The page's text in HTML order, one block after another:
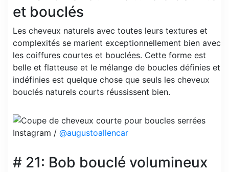
et bouclés
Les cheveux naturels avec toutes leurs textures et
complexités se marient exceptionnellement bien avec
les coiffures courtes et bouclées. Cette forme est
belle et flatteuse et le mélange de boucles définies et
indéfinies est quelque chose que seuls les cheveux
bouclés naturels courts réussissent bien.
Instagram / @augustoallencar
# 21: Bob bouclé volumineux